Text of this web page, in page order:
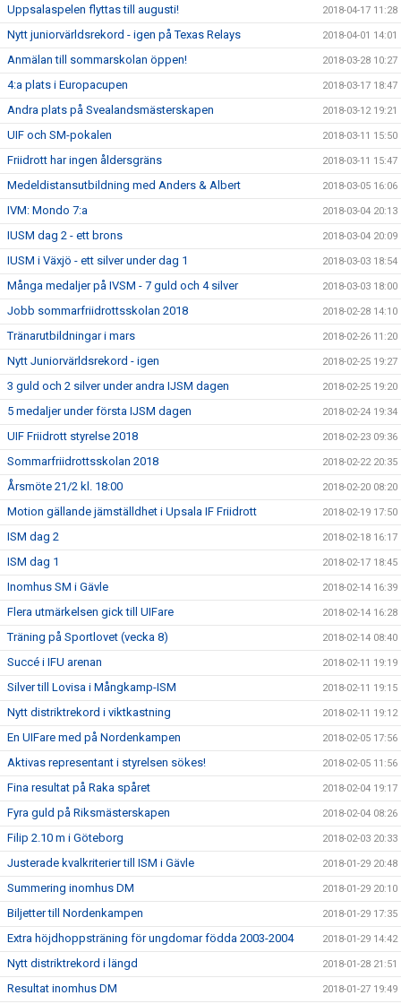
Uppsalaspelen flyttas till augusti! 2018-04-17 11:28
Nytt juniorvärldsrekord - igen på Texas Relays 2018-04-01 14:01
Anmälan till sommarskolan öppen! 2018-03-28 10:27
4:a plats i Europacupen 2018-03-17 18:47
Andra plats på Svealandsmästerskapen 2018-03-12 19:21
UIF och SM-pokalen 2018-03-11 15:50
Friidrott har ingen åldersgräns 2018-03-11 15:47
Medeldistansutbildning med Anders & Albert 2018-03-05 16:06
IVM: Mondo 7:a 2018-03-04 20:13
IUSM dag 2 - ett brons 2018-03-04 20:09
IUSM i Växjö - ett silver under dag 1 2018-03-03 18:54
Många medaljer på IVSM - 7 guld och 4 silver 2018-03-03 18:00
Jobb sommarfriidrottsskolan 2018 2018-02-28 14:10
Tränarutbildningar i mars 2018-02-26 11:20
Nytt Juniorvärldsrekord - igen 2018-02-25 19:27
3 guld och 2 silver under andra IJSM dagen 2018-02-25 19:20
5 medaljer under första IJSM dagen 2018-02-24 19:34
UIF Friidrott styrelse 2018 2018-02-23 09:36
Sommarfriidrottsskolan 2018 2018-02-22 20:35
Årsmöte 21/2 kl. 18:00 2018-02-20 08:20
Motion gällande jämställdhet i Upsala IF Friidrott 2018-02-19 17:50
ISM dag 2 2018-02-18 16:17
ISM dag 1 2018-02-17 18:45
Inomhus SM i Gävle 2018-02-14 16:39
Flera utmärkelsen gick till UIFare 2018-02-14 16:28
Träning på Sportlovet (vecka 8) 2018-02-14 08:40
Succé i IFU arenan 2018-02-11 19:19
Silver till Lovisa i Mångkamp-ISM 2018-02-11 19:15
Nytt distriktrekord i viktkastning 2018-02-11 19:12
En UIFare med på Nordenkampen 2018-02-05 17:56
Aktivas representant i styrelsen sökes! 2018-02-05 11:56
Fina resultat på Raka spåret 2018-02-04 19:17
Fyra guld på Riksmästerskapen 2018-02-04 08:26
Filip 2.10 m i Göteborg 2018-02-03 20:33
Justerade kvalkriterier till ISM i Gävle 2018-01-29 20:48
Summering inomhus DM 2018-01-29 20:10
Biljetter till Nordenkampen 2018-01-29 17:35
Extra höjdhoppsträning för ungdomar födda 2003-2004 2018-01-29 14:42
Nytt distriktrekord i längd 2018-01-28 21:51
Resultat inomhus DM 2018-01-27 19:49